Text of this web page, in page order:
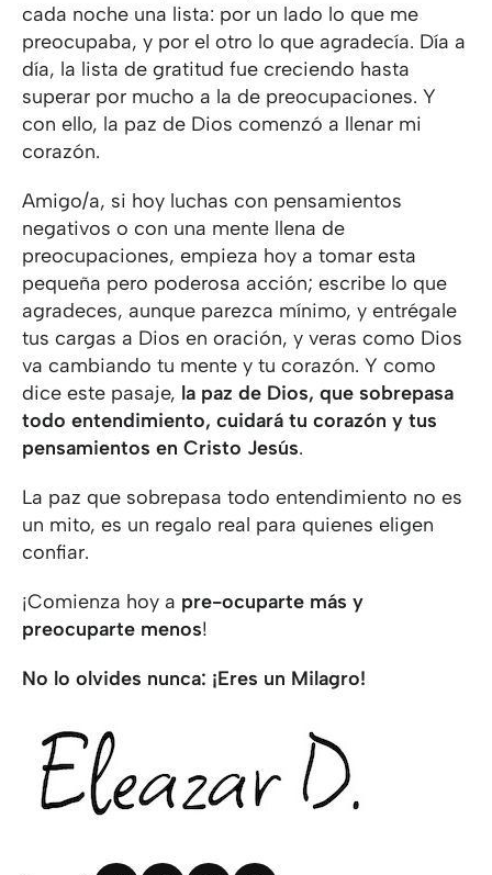
cada noche una lista: por un lado lo que me
preocupaba, y por el otro lo que agradecía. Día a
día, la lista de gratitud fue creciendo hasta
superar por mucho a la de preocupaciones. Y
con ello, la paz de Dios comenzó a llenar mi
corazón.
Amigo/a, si hoy luchas con pensamientos
negativos o con una mente llena de
preocupaciones, empieza hoy a tomar esta
pequeña pero poderosa acción; escribe lo que
agradeces, aunque parezca mínimo, y entrégale
tus cargas a Dios en oración, y veras como Dios
va cambiando tu mente y tu corazón. Y como
dice este pasaje, la paz de Dios, que sobrepasa
todo entendimiento, cuidará tu corazón y tus
pensamientos en Cristo Jesús.
La paz que sobrepasa todo entendimiento no es
un mito, es un regalo real para quienes eligen
confiar.
¡Comienza hoy a pre-ocuparte más y
preocuparte menos!
No lo olvides nunca: ¡Eres un Milagro!